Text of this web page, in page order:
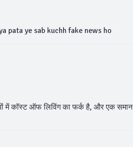
pata ye sab kuchh fake news ho
में कॉस्ट ऑफ लिविंग का फर्क है, और एक